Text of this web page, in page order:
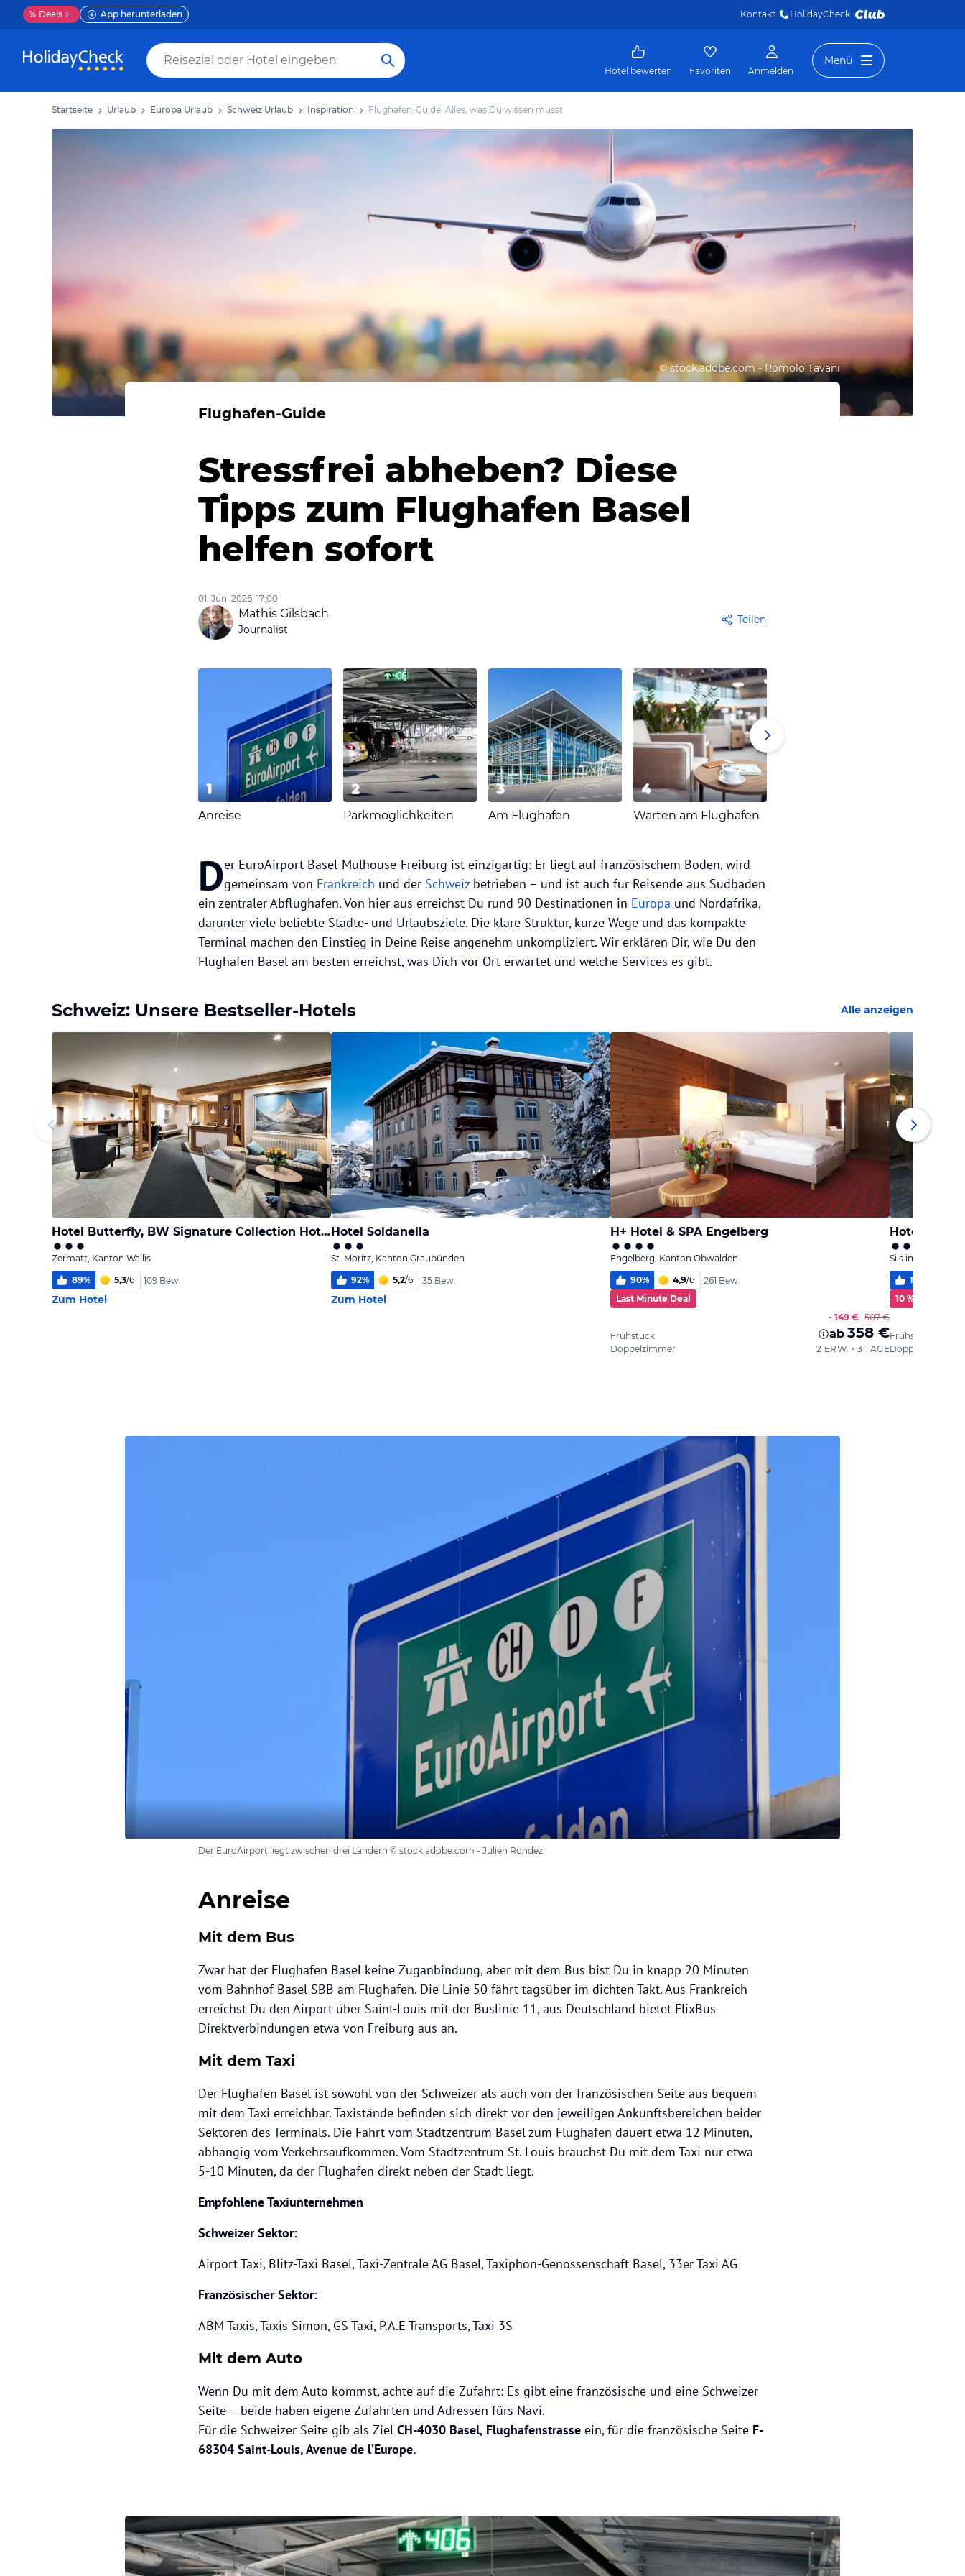
% Deals App herunterladen Kontakt HolidayCheck
Hotel bewerten Favoriten Anmelden
Menü
Startseite Urlaub Europa Urlaub Schweiz Urlaub Inspiration Flughafen-Guide: Alles, was Du wissen musst
©stock.adobe.com - Romolo Tavani
Flughafen-Guide
Stressfrei abheben? Diese
Tipps zum Flughafen Basel
helfen sofort
01. Juni 2026, 17:00
Mathis Gilsbach
Journalist
Teilen
1
Anreise
2
Parkmöglichkeiten
3
Am Flughafen
4
Warten am Flughafen
Der EuroAirport Basel-Mulhouse-Freiburg ist einzigartig: Er liegt auf französischem Boden, wird
gemeinsam von Frankreich und der Schweizbetrieben – und ist auch für Reisende aus Südbaden
ein zentraler Abflughafen. Von hier aus erreichst Du rund 90 Destinationen in Europa und Nordafrika,
darunter viele beliebte Städte- und Urlaubsziele. Die klare Struktur, kurze Wege und das kompakte
Terminal machen den Einstieg in Deine Reise angenehm unkompliziert. Wir erklären Dir, wie Du den
Flughafen Basel am besten erreichst, was Dich vor Ort erwartet und welche Services es gibt.
Schweiz: Unsere Bestseller-Hotels Alle anzeigen
Hotel Butterfly, BW Signature Collection Hotel
Zermatt, Kanton Wallis
89% 5,3/6 109 Bew.
Zum Hotel
Hotel Soldanella
St. Moritz, Kanton Graubünden
92% 5,2/6 35 Bew.
Zum Hotel
H+ Hotel & SPA Engelberg
Engelberg, Kanton Obwalden
90% 4,9/6
261 Bew.
Last Minute Deal
Frühstück
Doppelzimmer
- 149 € 507 €
ab 358 €
2 ERW. • 3 TAGE
Hotel Cervo
Sils im Engadin/
100
10 % Rabatt
Frühstück
Doppelzimmer
Der EuroAirport liegt zwischen drei Ländern © stock.adobe.com - Julien Rondez
Anreise
Mit dem Bus
Zwar hat der Flughafen Basel keine Zuganbindung, aber mit dem Bus bist Du in knapp 20 Minuten
vom Bahnhof Basel SBB am Flughafen. Die Linie 50 fährt tagsüber im dichten Takt. Aus Frankreich
erreichst Du den Airport über Saint-Louis mit der Buslinie 11, aus Deutschland bietet FlixBus
Direktverbindungen etwa von Freiburg aus an.
Mit dem Taxi
​Der Flughafen Basel ist sowohl von der Schweizer als auch von der französischen Seite aus bequem
mit dem Taxi erreichbar. Taxistände befinden sich direkt vor den jeweiligen Ankunftsbereichen beider
Sektoren des Terminals. Die Fahrt vom Stadtzentrum Basel zum Flughafen dauert etwa 12 Minuten,
abhängig vom Verkehrsaufkommen.​ Vom Stadtzentrum St. Louis brauchst Du mit dem Taxi nur etwa
5-10 Minuten, da der Flughafen direkt neben der Stadt liegt.
Empfohlene Taxiunternehmen
Schweizer Sektor:
Airport Taxi, Blitz-Taxi Basel, Taxi-Zentrale AG Basel, Taxiphon-Genossenschaft Basel, 33er Taxi AG
Französischer Sektor:
ABM Taxis, Taxis Simon, GS Taxi, P.A.E Transports, Taxi 3S
Mit dem Auto
Wenn Du mit dem Auto kommst, achte auf die Zufahrt: Es gibt eine französische und eine Schweizer
Seite – beide haben eigene Zufahrten und Adressen fürs Navi.
Für die Schweizer Seite gib als Ziel CH-4030 Basel, Flughafenstrasse ein, für die französische Seite F-
68304 Saint-Louis, Avenue de l’Europe.